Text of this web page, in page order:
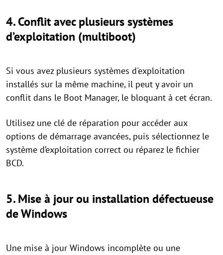
4.Conflit avec plusieurs systèmes
d’exploitation (multiboot)
Si vous avez plusieurs systèmes d'exploitation
installés sur la même machine, il peut y avoir un
conflit dans le Boot Manager, le bloquant à cet écran.
Utilisez une clé de réparation pour accéder aux
options de démarrage avancées, puis sélectionnez le
système d’exploitation correct ou réparez le fichier
BCD.
5.Mise à jour ou installation défectueuse
de Windows
Une mise à jour Windows incomplète ou une